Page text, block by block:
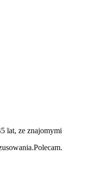
lat, ze znajomymi